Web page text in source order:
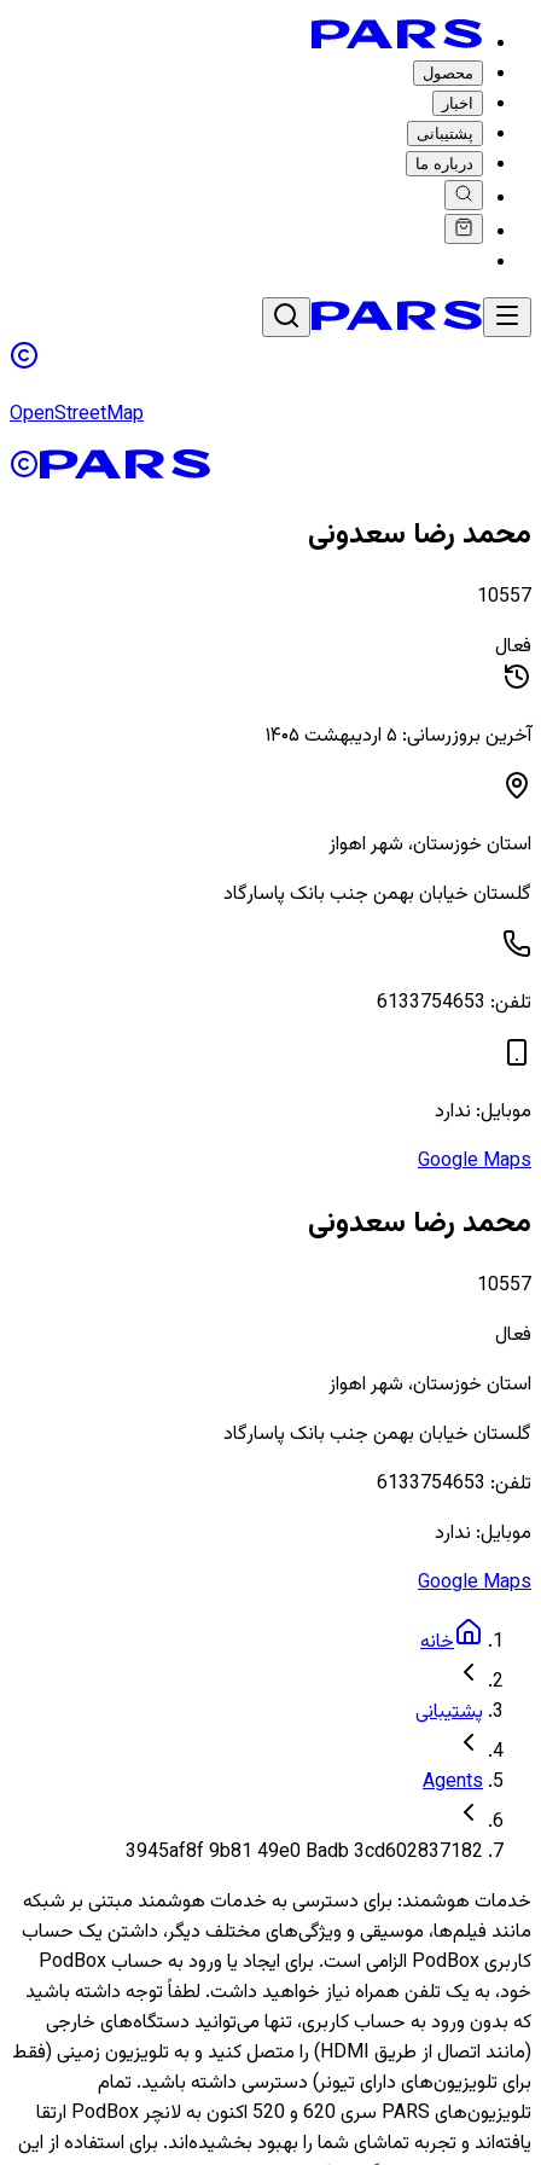
محصول
اخبار
پشتیبانی
درباره ما
OpenStreetMap
محمد رضا سعدونی
10557
فعال
آخرین بروزرسانی: ۵ اردیبهشت ۱۴۰۵
استان خوزستان، شهراهواز
گلستان خیابان بهمن جنب بانک پاسارگاد
تلفن: 6133754653
موبایل: ندارد
Google Maps
محمد رضا سعدونی
10557
فعال
استان خوزستان، شهراهواز
گلستان خیابان بهمن جنب بانک پاسارگاد
تلفن: 6133754653
موبایل: ندارد
Google Maps
خانه
پشتیبانی
Agents
3945af8f 9b81 49e0 Badb 3cd602837182
خدمات هوشمند: برای دسترسی به خدمات هوشمند مبتنی بر شبکه
مانند فیلم‌ها، موسیقی و ویژگی‌های مختلف دیگر، داشتن یک حساب
کاربری PodBox الزامی است. برای ایجاد یا ورود به حساب PodBox
خود، به یک تلفن همراه نیاز خواهید داشت. لطفاً توجه داشته باشید
که بدون ورود به حساب کاربری، تنها می‌توانید دستگاه‌های خارجی
(مانند اتصال از طریق HDMI) را متصل کنید و به تلویزیون‌ زمینی (فقط
برای تلویزیون‌های دارای تیونر) دسترسی داشته باشید. تمام
تلویزیون‌های PARS سری 620 و 520 اکنون به لانچر PodBox ارتقا
یافته‌اند و تجربه تماشای شما را بهبود بخشیده‌اند. برای استفاده از این